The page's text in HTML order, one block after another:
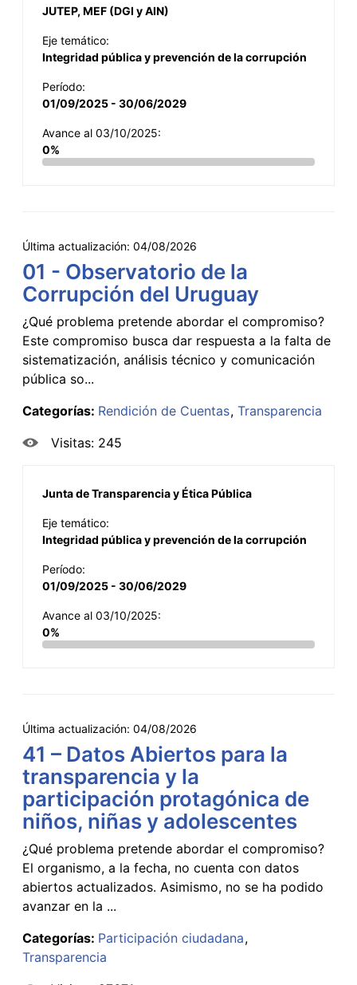
JUTEP, MEF (DGI y AIN)
Eje temático:
Integridad pública y prevención de la corrupción
Período:
01/09/2025 - 30/06/2029
Avance al 03/10/2025:
0%
Última actualización: 04/08/2026
01 - Observatorio de la
Corrupción del Uruguay
¿Qué problema pretende abordar el compromiso?
Este compromiso busca dar respuesta a la falta de
sistematización, análisis técnico y comunicación
pública so...
Categorías: Rendición de Cuentas Transparencia
Visitas: 245
Junta de Transparencia y Ética Pública
Eje temático:
Integridad pública y prevención de la corrupción
Período:
01/09/2025 - 30/06/2029
Avance al 03/10/2025:
0%
Última actualización: 04/08/2026
41 – Datos Abiertos para la
transparencia y la
participación protagónica de
niños, niñas y adolescentes
¿Qué problema pretende abordar el compromiso?
El organismo, a la fecha, no cuenta con datos
abiertos actualizados. Asimismo, no se ha podido
avanzar en la ...
Categorías: Participación ciudadana
Transparencia